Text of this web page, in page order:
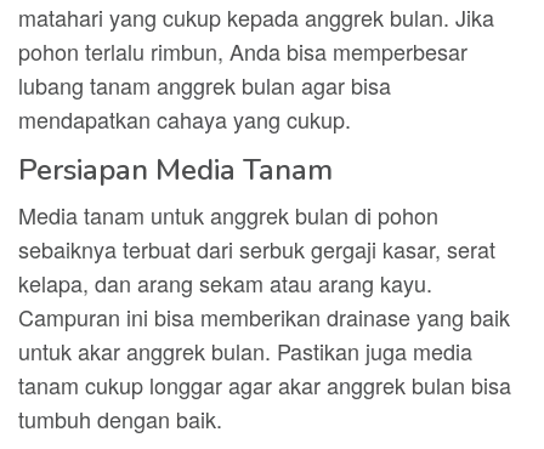
matahari yang cukup kepada anggrek bulan. Jika
pohon terlalu rimbun, Anda bisa memperbesar
lubang tanam anggrek bulan agar bisa
mendapatkan cahaya yang cukup.
Persiapan Media Tanam
Media tanam untuk anggrek bulan di pohon
sebaiknya terbuat dari serbuk gergaji kasar, serat
kelapa, dan arang sekam atau arang kayu.
Campuran ini bisa memberikan drainase yang baik
untuk akar anggrek bulan. Pastikan juga media
tanam cukup longgar agar akar anggrek bulan bisa
tumbuh dengan baik.